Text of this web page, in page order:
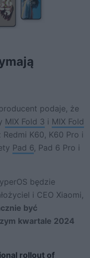
podaje, że
MIX Fold 3 i MIX Fold
Redmi K60, K60 Pro i
Pad 6, Pad 6 Pro i
będzie
i CEO Xiaomi,
być
kwartale 2024
rollout of